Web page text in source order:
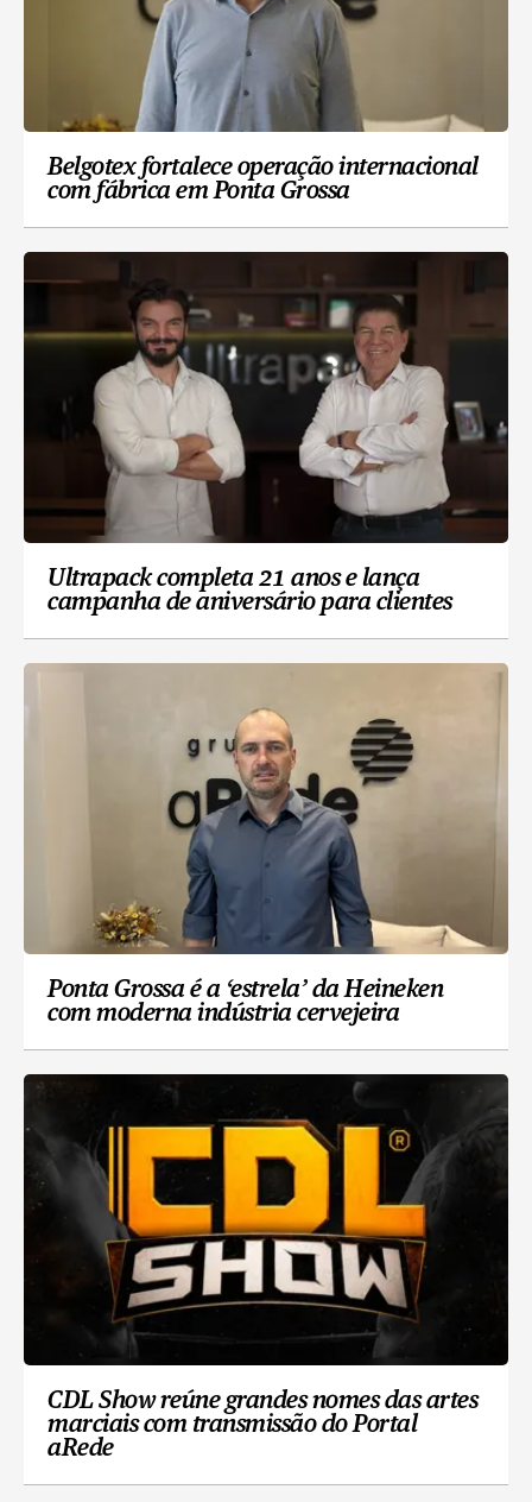
Belgotex fortalece operação internacional
com fábrica em Ponta Grossa
Ultrapack completa 21 anos e lança
campanha de aniversário para clientes
Ponta Grossa é a ‘estrela’ da Heineken
com moderna indústria cervejeira
CDL Show reúne grandes nomes das artes
marciais com transmissão do Portal
aRede